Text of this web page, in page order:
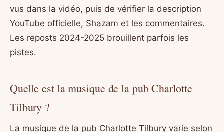
vus dans la vidéo, puis de vérifier la description
YouTube officielle, Shazam et les commentaires.
Les reposts 2024-2025 brouillent parfois les
pistes.
Quelle est la musique de la pub Charlotte
Tilbury ?
La musique de la pub Charlotte Tilbury varie selon